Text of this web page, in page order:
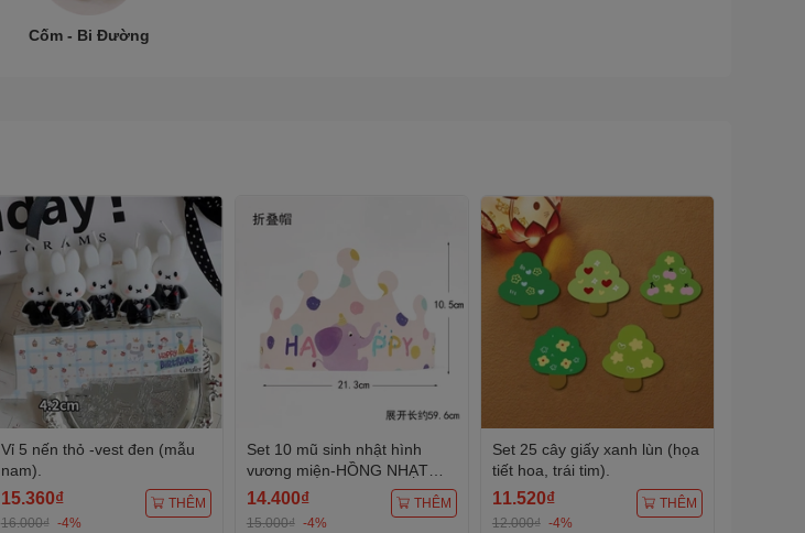
Cốm - Bi Đường
Vỉ 5 nến thỏ -vest đen (mẫu
nam).
15.360₫
16.000₫ -4%
THÊM
Set 10 mũ sinh nhật hình
vương miện-HỒNG NHẠT
(con voi).
14.400₫
15.000₫ -4%
THÊM
Set 25 cây giấy xanh lùn (họa
tiết hoa, trái tim).
11.520₫
12.000₫ -4%
THÊM